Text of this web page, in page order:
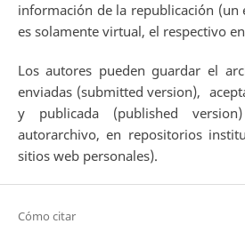
información de la republicación (un
es solamente virtual, el respectivo
Los autores pueden guardar el
enviadas (submitted version),
y publicada (published
autorarchivo, en repositorios
sitios web personales).
Cómo citar